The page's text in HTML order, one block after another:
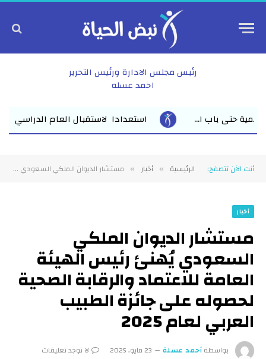
رئيس مجلس الادارة ورئيس التحرير
احمد عسله
لاستقبال العام الدراسي الجديد وكيل أول وزارة التعليم
أنت الآن تتصفح: الرئيسية » أخبار » مستشار الديوان الملكي السعودي يُهنئ رئيس الهيئة العامة للاعتماد والرقابة الصحية لحصوله على جائزة الطبيب العربي لعام 2025
أخبار
مستشار الديوان الملكي
السعودي يُهنئ رئيس الهيئة
العامة للاعتماد والرقابة الصحية
لحصوله على جائزة الطبيب
العربي لعام 2025
بواسطةأحمد عسلة 23 مايو، 2025
لا توجد تعليقات